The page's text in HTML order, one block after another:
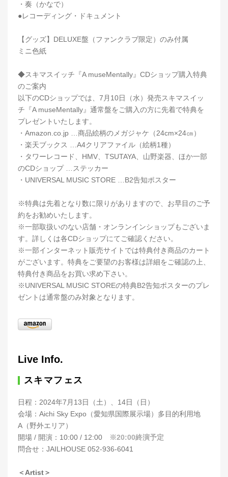
・奏（かなで）
●レコーディング・ドキュメント
【グッズ】DELUXE盤（ファンクラブ限定）のみ付属
ミニ色紙
◆スキマスイッチ『A museMentally』CDショップ購入特典
のご案内
以下のCDショップでは、7月10日（水）発売スキマスイッ
チ『A museMentally』通常盤をご購入の方に先着で特典を
プレゼントいたします。
・Amazon.co.jp …商品絵柄のメガジャケ（24cm×24㎝）
・楽天ブックス …A4クリアファイル（絵柄1種）
・タワーレコード、HMV、TSUTAYA、山野楽器、ほか一部
のCDショップ …ステッカー
・UNIVERSAL MUSIC STORE …B2告知ポスター
※特典は先着となり数に限りがありますので、お早目のご予
約をお勧めいたします。
※一部取扱いのない店舗・オンランインショップもございま
す。詳しくは各CDショップにてご確認ください。
※一部インターネット販売サイトでは特典付き商品のカート
がございます。特典をご要望のお客様は詳細をご確認の上、
特典付き商品をお買い求め下さい。
※UNIVERSAL MUSIC STOREの特典B2告知ポスターのプレ
ゼントは通常盤のみ対象となります。
Live Info.
スキマフェス
日程：2024年7月13日（土）、14日（日）
会場：Aichi Sky Expo（愛知県国際展示場）多目的利用地
A（野外エリア）
開場 / 開演：10:00 / 12:00
※20:00終演予定
問合せ：JAILHOUSE 052-936-6041
＜Artist＞